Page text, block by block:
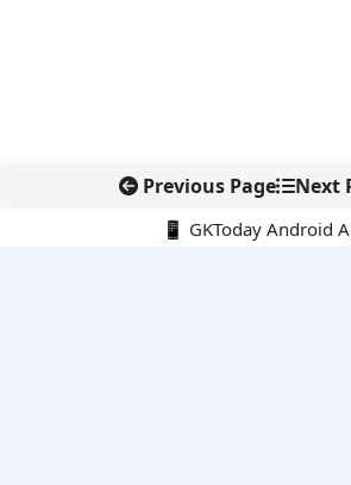
Previous Page Next
📱 GKToday Android